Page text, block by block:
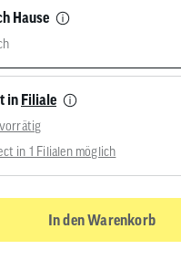
Hause
in Filiale
in 1 Filialen möglich
In den Warenkorb